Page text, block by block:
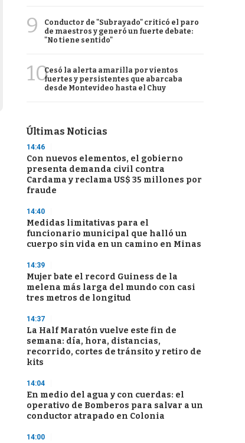
9
Conductor de "Subrayado" criticó el paro
de maestros y generó un fuerte debate:
"No tiene sentido"
10Cesó la alerta amarilla por vientos
fuertes y persistentes que abarcaba
desde Montevideo hasta el Chuy
Últimas Noticias
14:46
Con nuevos elementos, el gobierno
presenta demanda civil contra
Cardama y reclama US$ 35 millones por
fraude
14:40
Medidas limitativas para el
funcionario municipal que halló un
cuerpo sin vida en un camino en Minas
14:39
Mujer bate el record Guiness de la
melena más larga del mundo con casi
tres metros de longitud
14:37
La Half Maratón vuelve este fin de
semana: día, hora, distancias,
recorrido, cortes de tránsito y retiro de
kits
14:04
En medio del agua y con cuerdas: el
operativo de Bomberos para salvar a un
conductor atrapado en Colonia
14:00